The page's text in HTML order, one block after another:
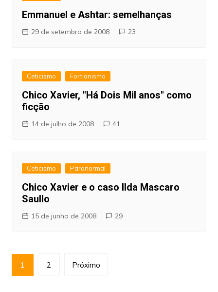
Emmanuel e Ashtar: semelhanças
29 de setembro de 2008 23
Ceticismo Fortianismo
Chico Xavier, "Há Dois Mil anos" como
ficção
14 de julho de 2008 41
Ceticismo Paranormal
Chico Xavier e o caso Ilda Mascaro
Saullo
15 de junho de 2008 29
Paginação
de
1 2 Próximo